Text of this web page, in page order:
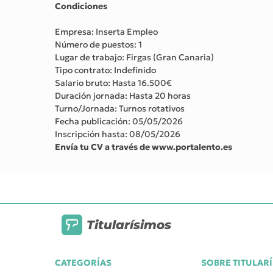
Condiciones
Empresa: Inserta Empleo
Número de puestos: 1
Lugar de trabajo: Firgas (Gran Canaria)
Tipo contrato: Indefinido
Salario bruto: Hasta 16.500€
Duración jornada: Hasta 20 horas
Turno/Jornada: Turnos rotativos
Fecha publicación: 05/05/2026
Inscripción hasta: 08/05/2026
Envía tu CV a través de www.portalento.es
Titularísimos
CATEGORÍAS SOBRE